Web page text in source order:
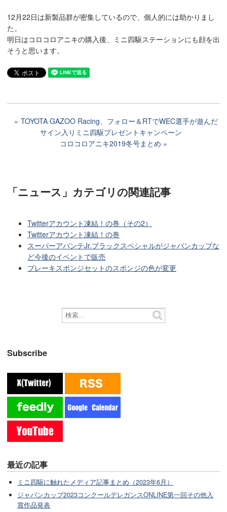
12月22日は新製品群が密集しているので、個人的には助かりまし
た。
明日はコロコロアニキの購入後、ミニ四駆ステーションにも顔を出
そうと思います。
TOYOTA GAZOO Racing、フォロー＆RTでWEC選手が遊んだ
サイン入りミニ四駆プレゼントキャンペーン
コロコロアニキ2019冬号まとめ
「ニュース」カテゴリの関連記事
Twitterアカウント凍結！の巻（その2）
Twitterアカウント凍結！の巻
スーパーアバンテJr.ブラックスペシャルがジャパンカップな
ど今後のイベントで販売
ブレーキスポンジセットのスポンジの色が変更
Subscribe
最近の記事
ミニ四駆に触れたメディア記事まとめ（2023年6月）
ジャパンカップ2023コンクールデレガンスONLINE第一回その他入
賞作品発表